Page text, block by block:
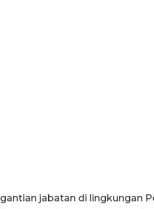
jabatan di lingkungan